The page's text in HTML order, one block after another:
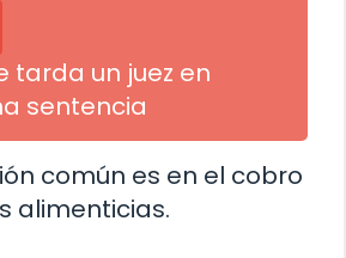
tarda un juez en
sentencia
común es en el cobro
alimenticias.